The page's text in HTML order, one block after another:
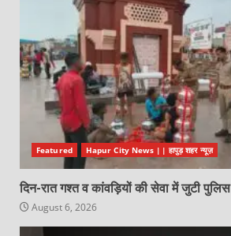
Featured Hapur City News || हापुड़ शहर न्यूज़
दिन-रात गश्त व कांवड़ियों की सेवा में जुटी पुलिस
August 6, 2026